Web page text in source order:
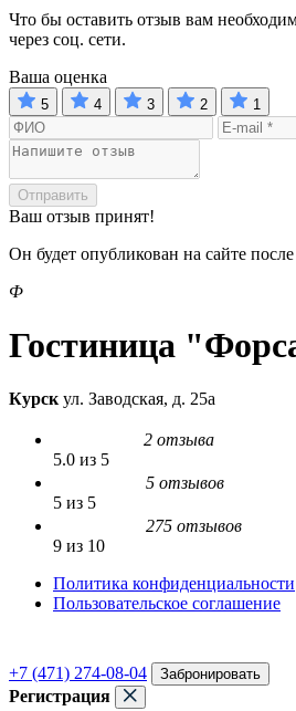
Что бы оставить отзыв вам
через соц. сети.
Ваша оценка
5 4 3 2 1
Отправить
Ваш отзыв принят!
Он будет опубликован на сайте
Ф
Гостиница
Курскул. Заводская, д. 25а
2 отзыва
5.0 из 5
5 отзывов
5 из 5
275 отзывов
9 из 10
Политика конфиденциальности
Пользовательское соглашение
+7 (471) 274-08-04 Забронировать
Регистрация